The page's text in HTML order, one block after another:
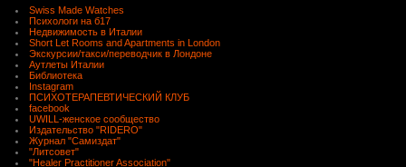
Swiss Made Watches
Психологи на б17
Недвижимость в Италии
Short Let Rooms and Apartments in London
Экскурсии/такси/переводчик в Лондоне
Аутлеты Италии
Библиотека
Instagram
ПСИХОТЕРАПЕВТИЧЕСКИЙ КЛУБ
facebook
UWILL-женское сообщество
Издательство "RIDERO"
Журнал "Самиздат"
"Литсовет"
"Healer Practitioner Association"